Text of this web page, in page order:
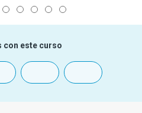
con este curso